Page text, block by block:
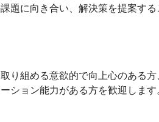
題に向き合い、解決策を提案す
り組める意欲的で向上心のある
ション能力がある方を歓迎します